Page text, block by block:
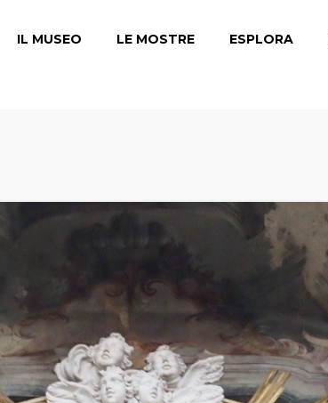
IL MUSEO LE MOSTRE ESPLORA